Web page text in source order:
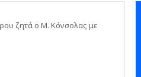
ζητά ο Μ. Κόνσολας με